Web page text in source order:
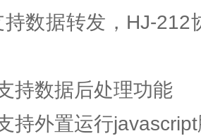
据转发，HJ-212
数据后处理功能
外置运行javascript